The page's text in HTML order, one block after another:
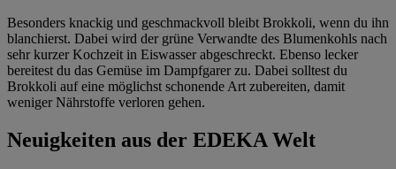
Besonders knackig und geschmackvoll bleibt Brokkoli, wenn du ihn
blanchierst. Dabei wird der grüne Verwandte des Blumenkohls nach
sehr kurzer Kochzeit in Eiswasser abgeschreckt. Ebenso lecker
bereitest du das Gemüse im Dampfgarer zu. Dabei solltest du
Brokkoli auf eine möglichst schonende Art zubereiten, damit
weniger Nährstoffe verloren gehen.
Neuigkeiten aus der EDEKA Welt